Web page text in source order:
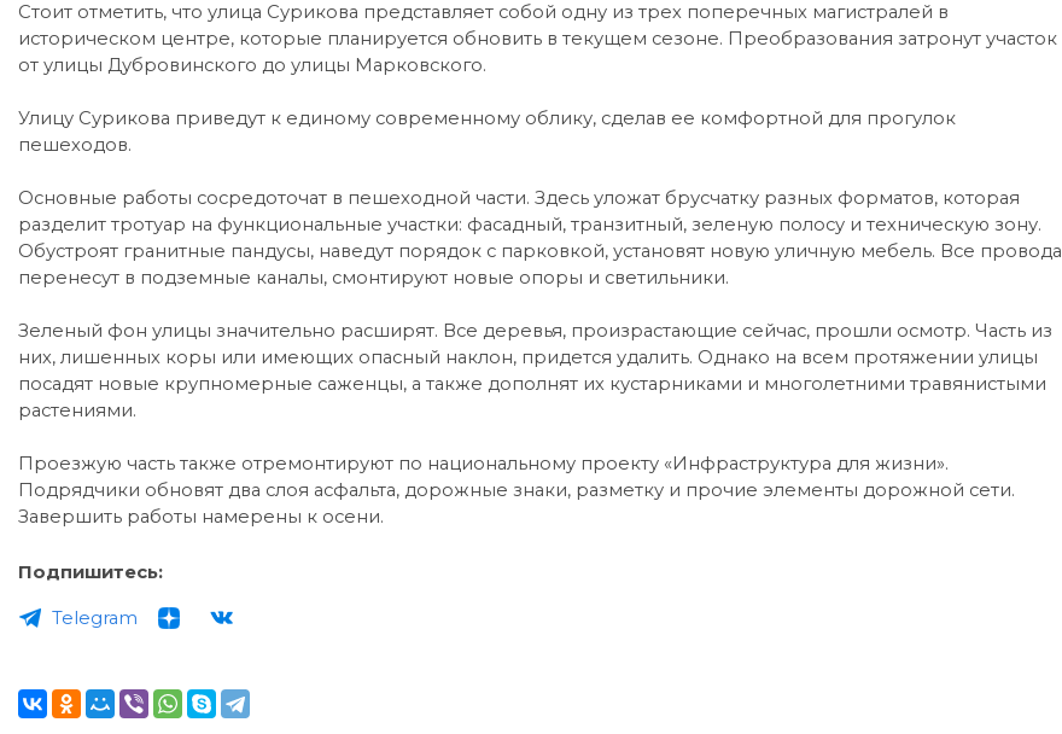
Стоит отметить, что улица Сурикова представляет собой одну из трех поперечных магистралей в
историческом центре, которые планируется обновить в текущем сезоне. Преобразования затронут участок
от улицы Дубровинского до улицы Марковского.
Улицу Сурикова приведут к единому современному облику, сделав ее комфортной для прогулок
пешеходов.
Основные работы сосредоточат в пешеходной части. Здесь уложат брусчатку разных форматов, которая
разделит тротуар на функциональные участки: фасадный, транзитный, зеленую полосу и техническую зону.
Обустроят гранитные пандусы, наведут порядок с парковкой, установят новую уличную мебель. Все провода
перенесут в подземные каналы, смонтируют новые опоры и светильники.
Зеленый фон улицы значительно расширят. Все деревья, произрастающие сейчас, прошли осмотр. Часть из
них, лишенных коры или имеющих опасный наклон, придется удалить. Однако на всем протяжении улицы
посадят новые крупномерные саженцы, а также дополнят их кустарниками и многолетними травянистыми
растениями.
Проезжую часть также отремонтируют по национальному проекту «Инфраструктура для жизни».
Подрядчики обновят два слоя асфальта, дорожные знаки, разметку и прочие элементы дорожной сети.
Завершить работы намерены к осени.
Подпишитесь:
Telegram